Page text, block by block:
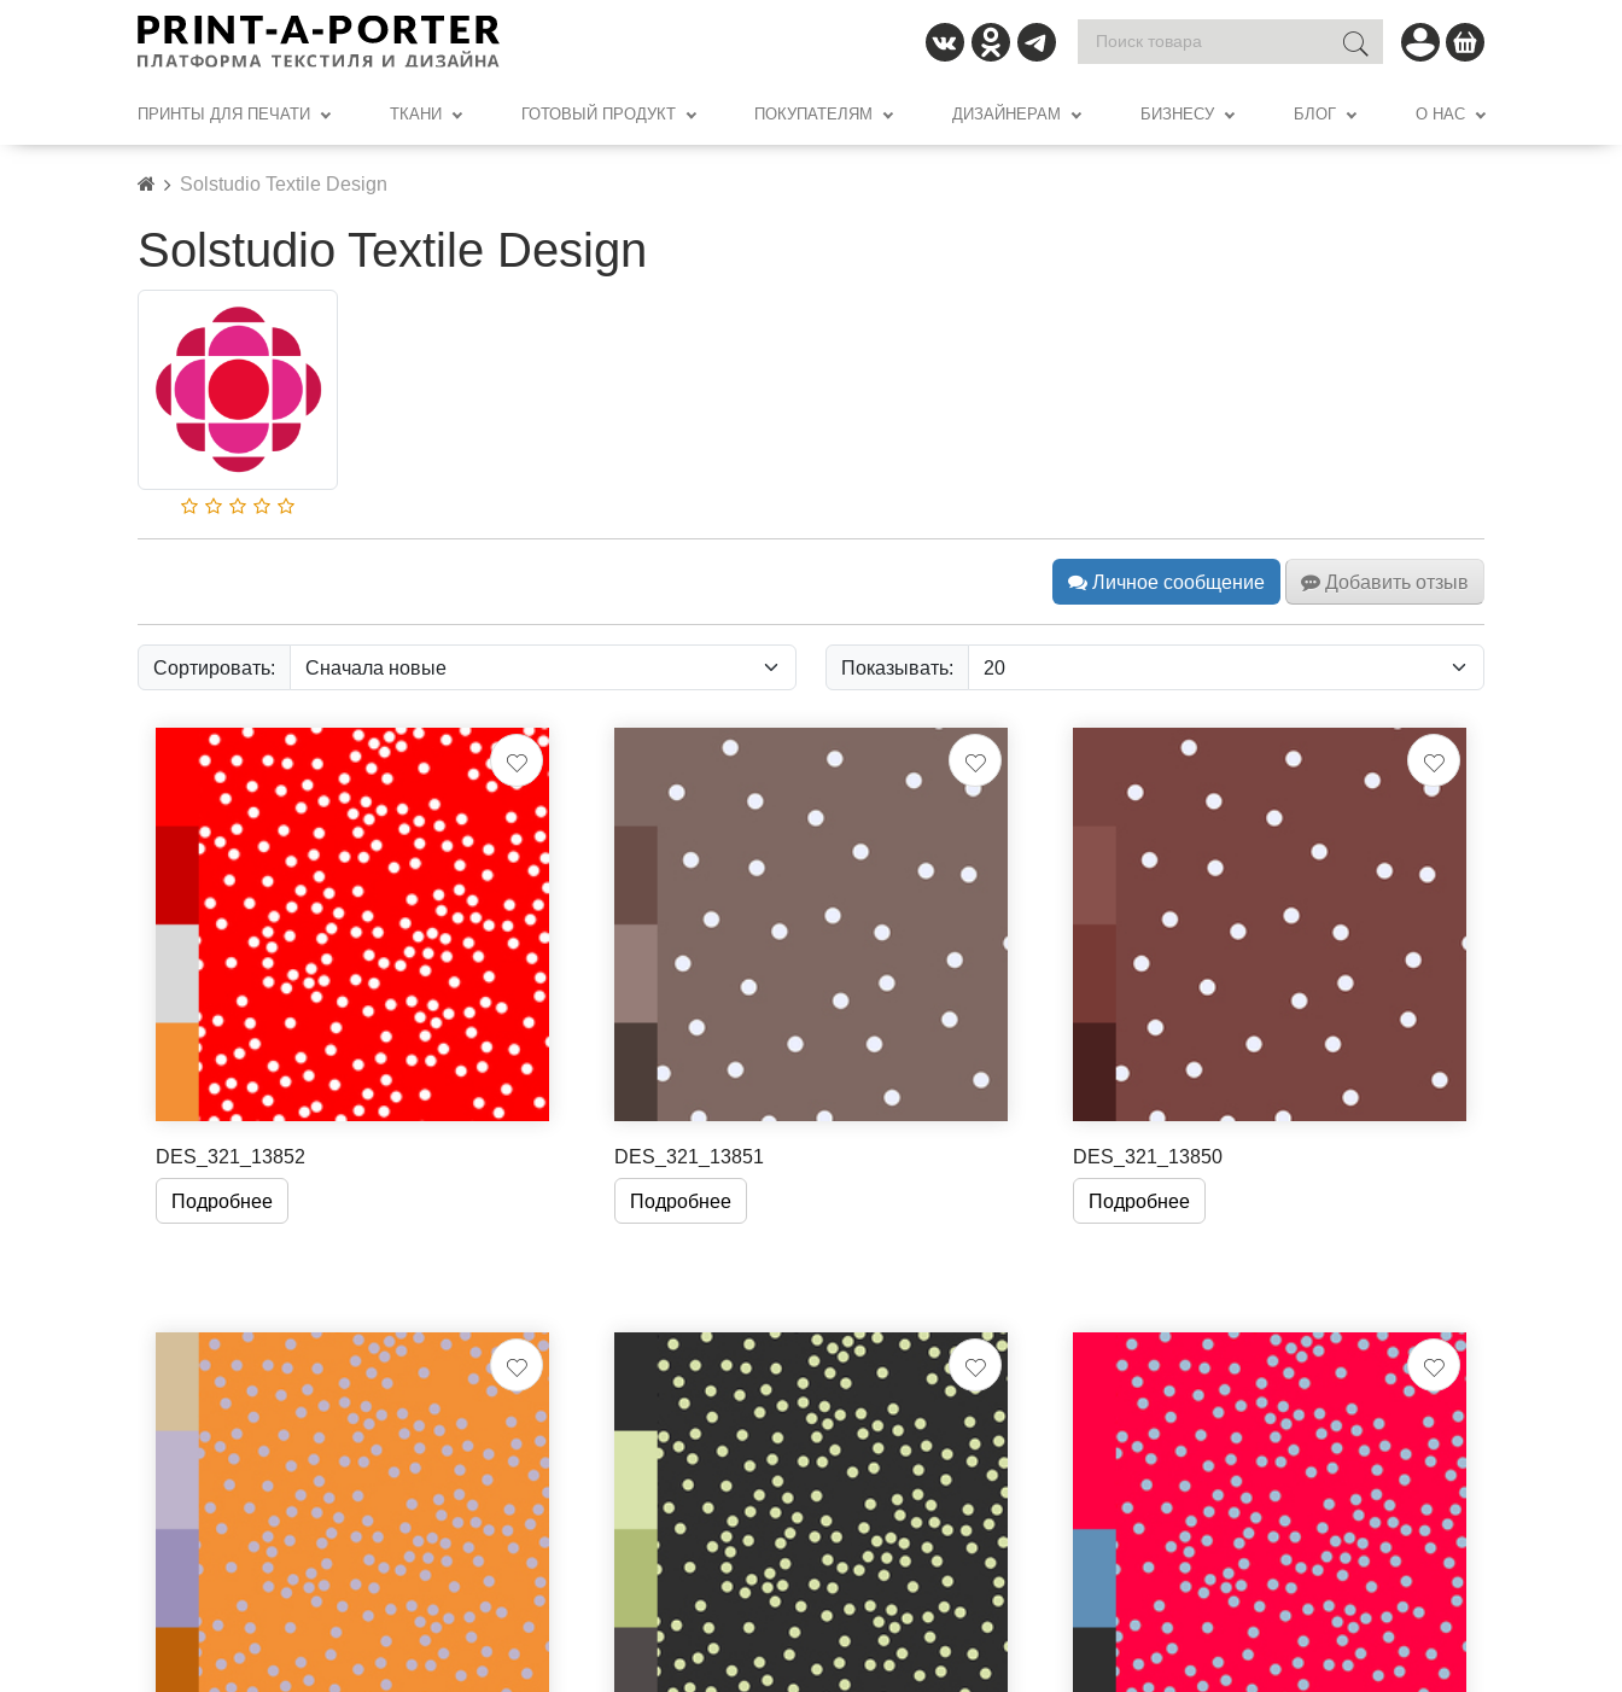
ПРИНТЫ ДЛЯ ПЕЧАТИ ТКАНИ ГОТОВЫЙ ПРОДУКТ ПОКУПАТЕЛЯМ ДИЗАЙНЕРАМ БИЗНЕСУ БЛОГ О НАС
Solstudio Textile Design
Solstudio Textile Design
Личное сообщение Добавить отзыв
Сортировать: Показывать:
DES_321_13852
Подробнее
DES_321_13851
Подробнее
DES_321_13850
Подробнее